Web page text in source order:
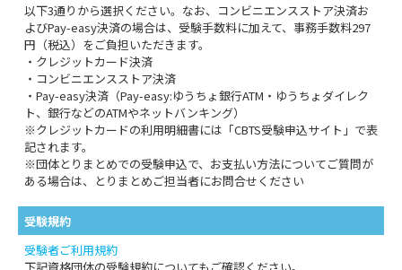
以下3通りから選択ください。なお、コンビニエンスストア決済お
よびPay-easy決済の場合は、受験手数料に加えて、事務手数料297
円（税込）をご負担いただきます。
・クレジットカード決済
・コンビニエンスストア決済
・Pay-easy決済（Pay-easy:ゆうちょ銀行ATM・ゆうちょダイレク
ト、銀行などのATMやネットバンキング）
※クレジットカードの利用明細書には「CBTS受験申込サイト」で表
記されます。
※団体とりまとめでの受験申込で、お支払い方法についてご質問が
ある場合は、とりまとめご担当者にお問合せください
受験規約
受験者ご利用規約